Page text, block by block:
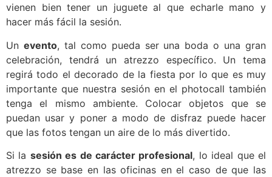
vienen bien tener un juguete al que echarle mano y
hacer más fácil la sesión.
Un evento, tal como pueda ser una boda o una gran
celebración, tendrá un atrezzo específico. Un tema
regirá todo el decorado de la fiesta por lo que es muy
importante que nuestra sesión en el photocall también
tenga el mismo ambiente. Colocar objetos que se
puedan usar y poner a modo de disfraz puede hacer
que las fotos tengan un aire de lo más divertido.
Si la sesión es de carácter profesional, lo ideal que el
atrezzo se base en las oficinas en el caso de que las